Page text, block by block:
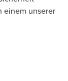
einem unserer